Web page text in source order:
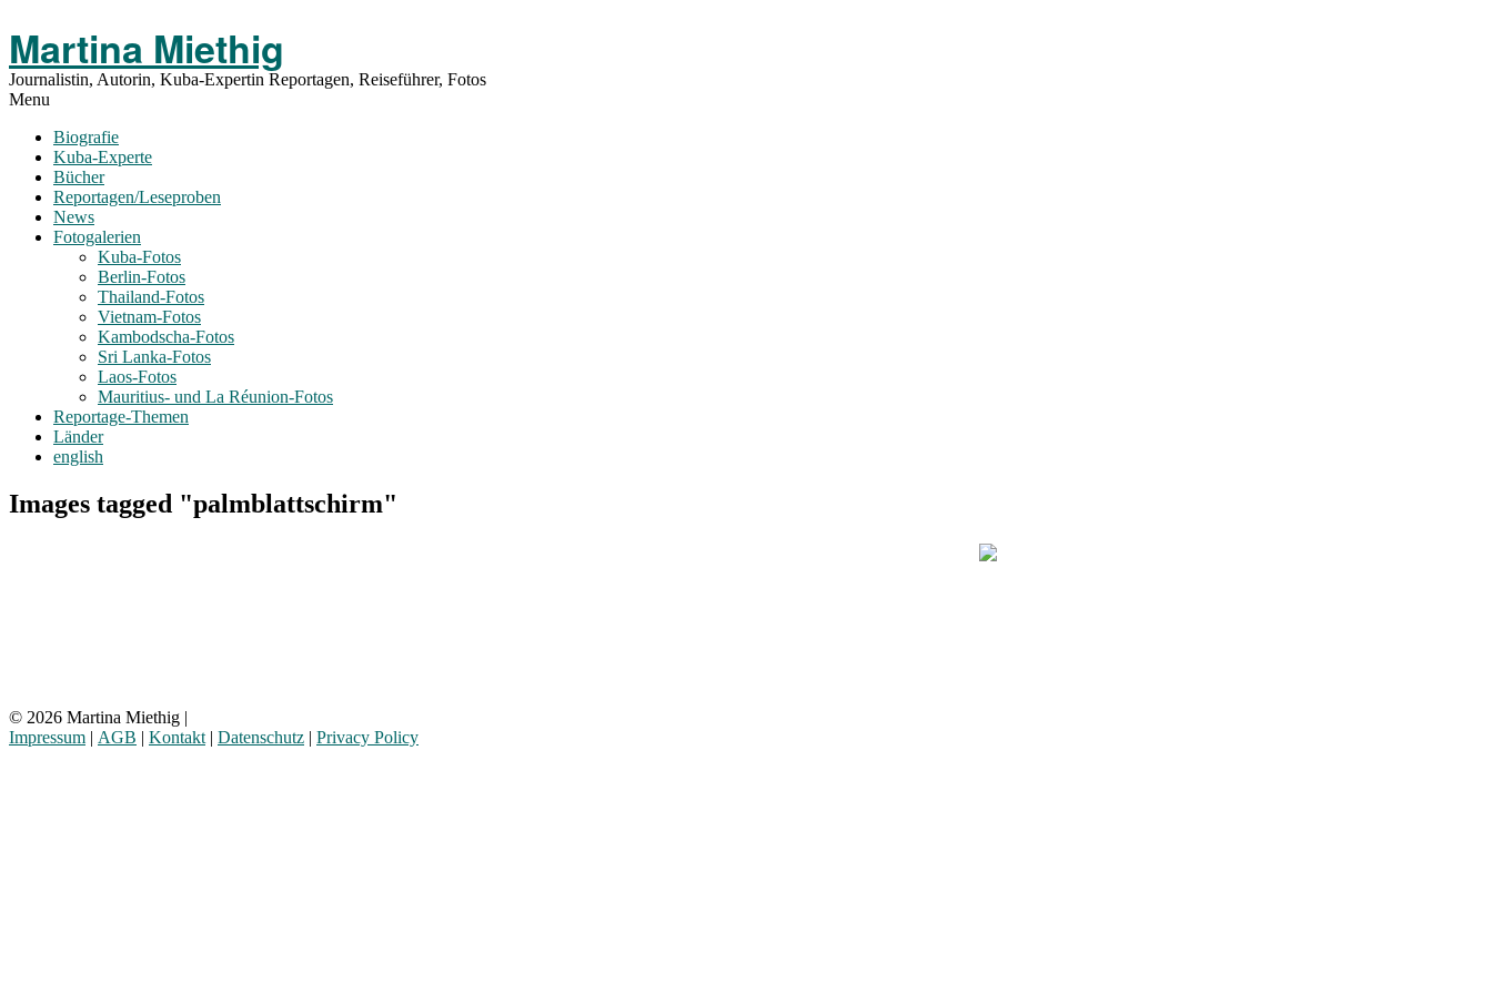
Menu
Martina Miethig
Journalistin, Autorin, Kuba-Expertin Reportagen, Reiseführer, Fotos
Menu
Biografie
Kuba-Experte
Bücher
Reportagen/Leseproben
News
Fotogalerien
Kuba-Fotos
Berlin-Fotos
Thailand-Fotos
Vietnam-Fotos
Kambodscha-Fotos
Sri Lanka-Fotos
Laos-Fotos
Mauritius- und La Réunion-Fotos
Reportage-Themen
Länder
english
Images tagged "palmblattschirm"
© 2026 Martina Miethig |
Impressum | AGB | Kontakt | Datenschutz | Privacy Policy